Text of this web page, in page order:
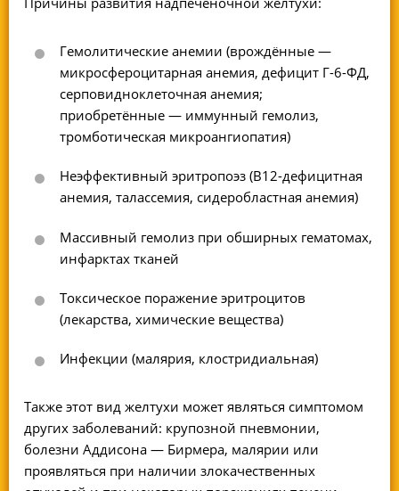
Гемолитические анемии (врождённые —
микросфероцитарная анемия, дефицит Г-6-ФД,
серповидноклеточная анемия;
приобретённые — иммунный гемолиз,
тромботическая микроангиопатия)
Неэффективный эритропоэз (В12-дефицитная
анемия, талассемия, сидеробластная анемия)
Массивный гемолиз при обширных гематомах,
инфарктах тканей
Токсическое поражение эритроцитов
(лекарства, химические вещества)
Инфекции (малярия, клостридиальная)
Также этот вид желтухи может являться симптомом
других заболеваний: крупозной пневмонии,
болезни Аддисона — Бирмера, малярии или
проявляться при наличии злокачественных